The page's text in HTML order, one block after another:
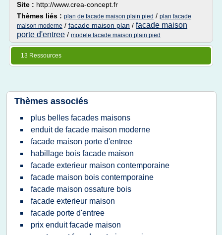
Site : http://www.crea-concept.fr
Thèmes liés : plan de facade maison plain pied / plan facade
maison moderne / facade maison plan / facade maison
porte d'entree / modele facade maison plain pied
13 Ressources
Thèmes associés
plus belles facades maisons
enduit de facade maison moderne
facade maison porte d'entree
habillage bois facade maison
facade exterieur maison contemporaine
facade maison bois contemporaine
facade maison ossature bois
facade exterieur maison
facade porte d'entree
prix enduit facade maison